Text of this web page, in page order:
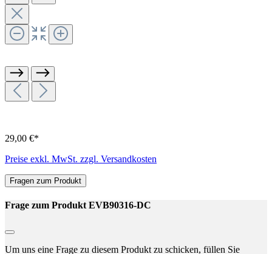
29,00 €*
Preise exkl. MwSt. zzgl. Versandkosten
Fragen zum Produkt
Frage zum Produkt EVB90316-DC
Um uns eine Frage zu diesem Produkt zu schicken, füllen Sie